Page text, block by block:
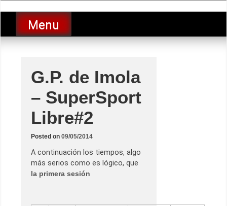
to
contentLucio Lopez GP
luciolopezgp
Menu
G.P. de Imola
– SuperSport
Libre#2
Posted on 09/05/2014
A continuación los tiempos, algo
más serios como es lógico, que
la primera sesión